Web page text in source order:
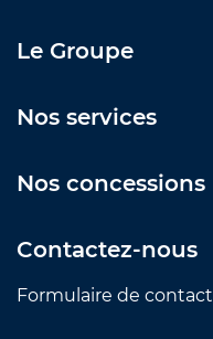
Le Groupe
Nos services
Nos concessions
Contactez-nous
Formulaire de contact